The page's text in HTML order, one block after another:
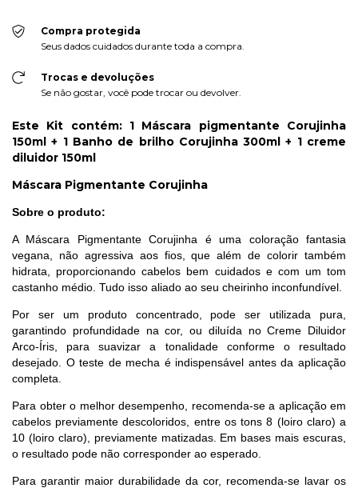
Compra protegida
Seus dados cuidados durante toda a compra.
Trocas e devoluções
Se não gostar, você pode trocar ou devolver.
Este Kit contém: 1 Máscara pigmentante Corujinha
150ml + 1 Banho de brilho Corujinha 300ml + 1 creme
diluidor 150ml
Máscara Pigmentante Corujinha
Sobre o produto:
A Máscara Pigmentante Corujinha é uma coloração fantasia
vegana, não agressiva aos fios, que além de colorir também
hidrata, proporcionando cabelos bem cuidados e com um tom
castanho médio. Tudo isso aliado ao seu cheirinho inconfundível.
Por ser um produto concentrado, pode ser utilizada pura,
garantindo profundidade na cor, ou diluída no Creme Diluidor
Arco-Íris, para suavizar a tonalidade conforme o resultado
desejado. O teste de mecha é indispensável antes da aplicação
completa.
Para obter o melhor desempenho, recomenda-se a aplicação em
cabelos previamente descoloridos, entre os tons 8 (loiro claro) a
10 (loiro claro), previamente matizadas. Em bases mais escuras,
o resultado pode não corresponder ao esperado.
Para garantir maior durabilidade da cor, recomenda-se lavar os